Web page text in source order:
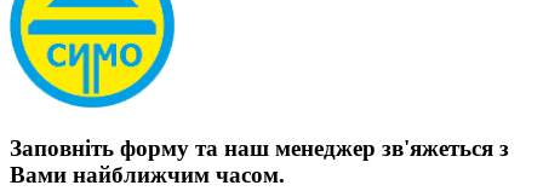
Заповніть форму та наш менеджер зв'яжеться з
Вами найближчим часом.